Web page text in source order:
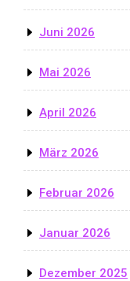
Juni 2026
Mai 2026
April 2026
März 2026
Februar 2026
Januar 2026
Dezember 2025